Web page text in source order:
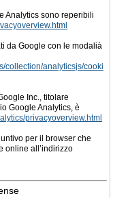
Analytics sono reperibili
da Google con le modalià
collection/analyticsjs/cooki
Inc., titolare
Google Analytics, è
privacyoverview.html
per il browser che
online all’indirizzo